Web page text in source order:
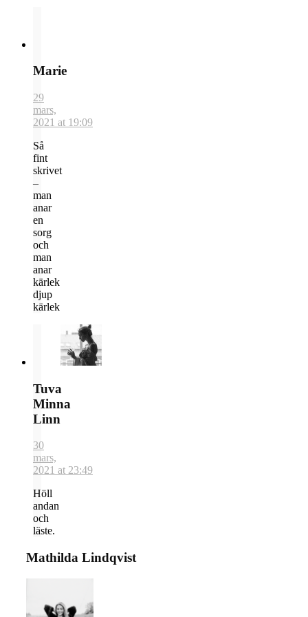
Marie
29
mars,
2021 at 19:09
Så
fint
skrivet
–
man
anar
en
sorg
och
man
anar
kärlek
djup
kärlek
Tuva
Minna
Linn
30
mars,
2021 at 23:49
Höll
andan
och
läste.
Mathilda Lindqvist